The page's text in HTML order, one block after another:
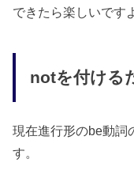
できたら楽しいです
notを付ける
現在進行形のbe動詞
す。